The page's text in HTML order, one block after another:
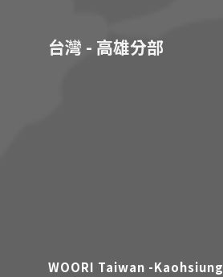
台灣 - 高雄分部
WOORI Taiwan -Kaohsiung